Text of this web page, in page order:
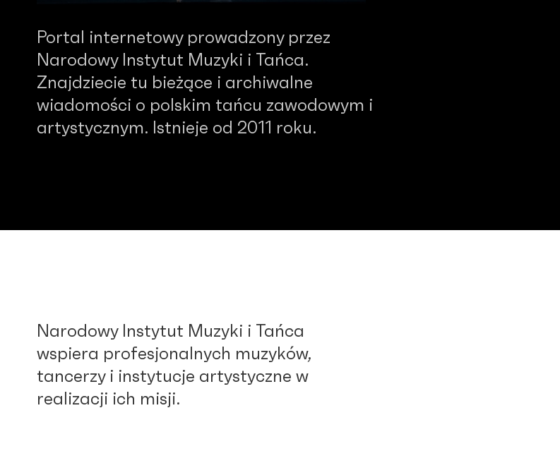
Portal internetowy prowadzony przez
Narodowy Instytut Muzyki i Tańca.
Znajdziecie tu bieżące i archiwalne
wiadomości o polskim tańcu zawodowym i
artystycznym. Istnieje od 2011 roku.
Narodowy Instytut Muzyki i Tańca
wspiera profesjonalnych muzyków,
tancerzy i instytucje artystyczne w
realizacji ich misji.